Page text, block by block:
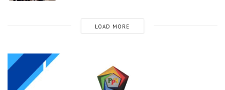
LOAD MORE